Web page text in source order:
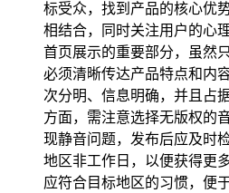
标受众，找到产品的核心优
相结合，同时关注用户的心
首页展示的重要部分，虽然
必须清晰传达产品特点和内
次分明、信息明确，并且占
方面，需注意选择无版权的
现静音问题，发布后应及时
地区非工作日，以便获得更
应符合目标地区的习惯，便